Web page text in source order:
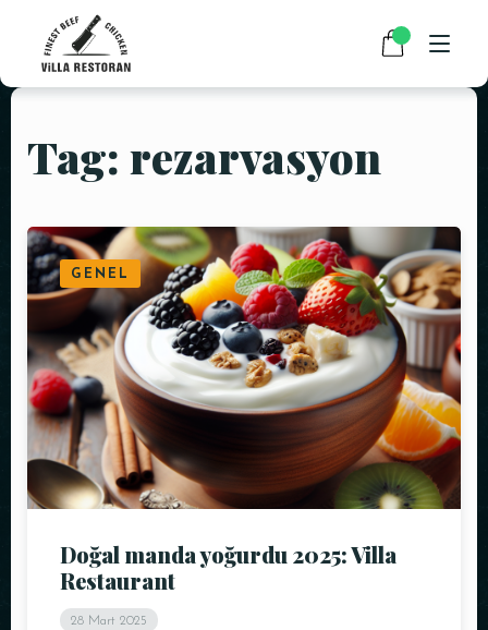
ANASAYFA
RESTAURANT MENÜMÜZ
PAKET SERVİS
HABERLER
İLETIŞIM
Tag: rezarvasyon
GENEL
Doğal manda yoğurdu 2025: Villa
Restaurant
28 Mart 2025